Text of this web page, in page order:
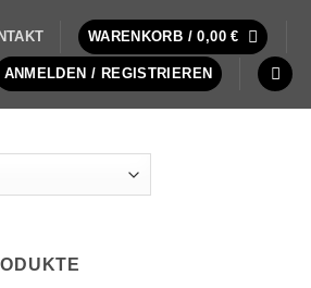
WARENKORB /0,00€
ANMELDEN / REGISTRIEREN